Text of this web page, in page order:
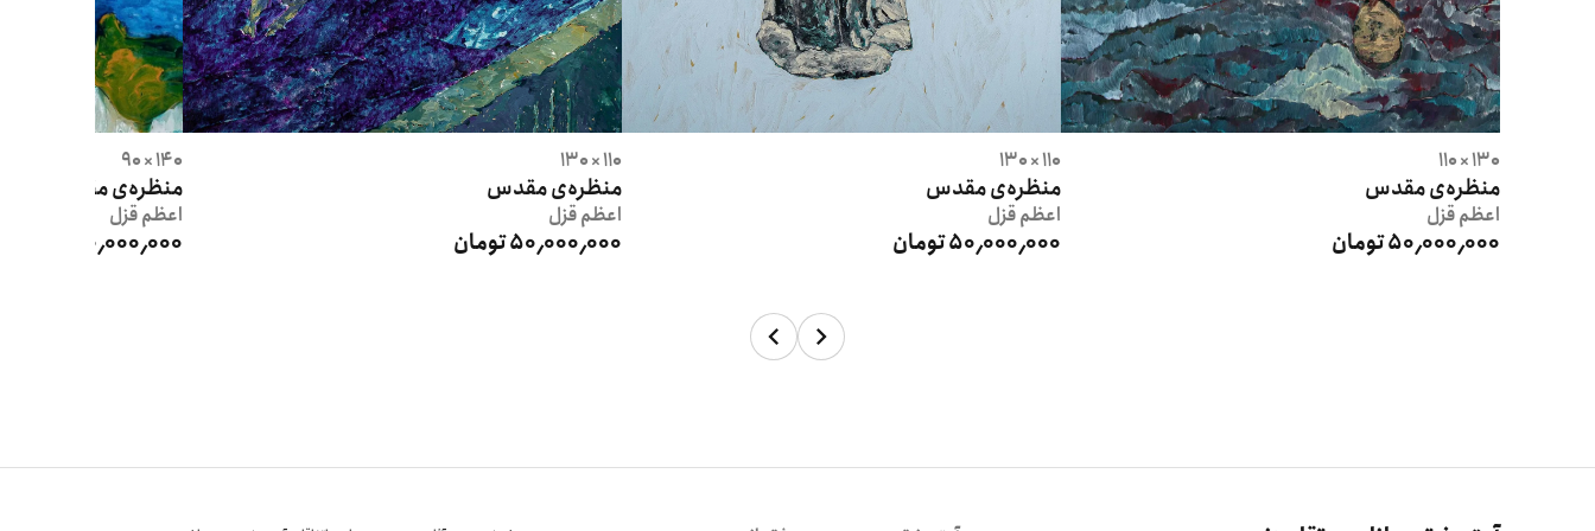
130 × 110
منظره‌ی مقدس
اعظمقزل
50٬000٬000 تومان
110 × 130
منظره‌ی مقدس
اعظمقزل
50٬000٬000 تومان
110 × 130
منظره‌ی مقدس
اعظمقزل
50٬000٬000 تومان
140 × 90
منظره‌ی مقدس
اعظمقزل
50٬000٬000 تومان